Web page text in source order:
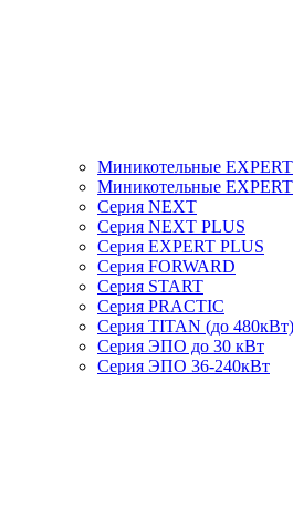
Миникотельные
Миникотельные
Серия NEXT
Серия NEXT PLUS
Серия EXPERT PLUS
Серия FORWARD
Серия START
Серия PRACTIC
Серия TITAN (до 480кВт)
Серия ЭПО до 30 кВт
Серия ЭПО 36-240кВт